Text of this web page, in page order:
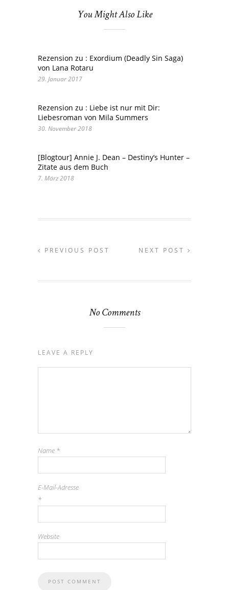
You Might Also Like
Rezension zu : Exordium (Deadly Sin Saga)
von Lana Rotaru
29. Januar 2017
Rezension zu : Liebe ist nur mit Dir:
Liebesroman von Mila Summers
30. November 2018
[Blogtour] Annie J. Dean – Destiny’s Hunter –
Zitate aus dem Buch
7. März 2018
PREVIOUS POST NEXT POST
No Comments
LEAVE A REPLY
Name *
E-Mail-Adresse
*
Website